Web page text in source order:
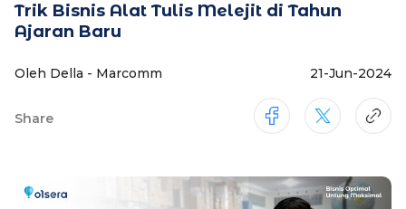
Trik Bisnis Alat Tulis Melejit di Tahun
Ajaran Baru
Oleh Della - Marcomm 21-Jun-2024
Share